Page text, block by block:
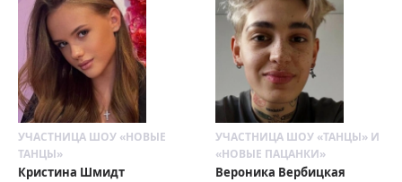
УЧАСТНИЦА ШОУ «НОВЫЕ
ТАНЦЫ»
Кристина Шмидт
УЧАСТНИЦА ШОУ «ТАНЦЫ» И
«НОВЫЕ ПАЦАНКИ»
Вероника Вербицкая